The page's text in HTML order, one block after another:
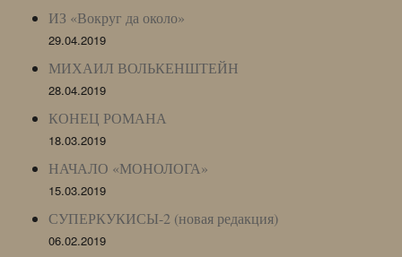
ИЗ «Вокруг да около»
29.04.2019
МИХАИЛ ВОЛЬКЕНШТЕЙН
28.04.2019
КОНЕЦ РОМАНА
18.03.2019
НАЧАЛО «МОНОЛОГА»
15.03.2019
СУПЕРКУКИСЫ-2 (новая редакция)
06.02.2019